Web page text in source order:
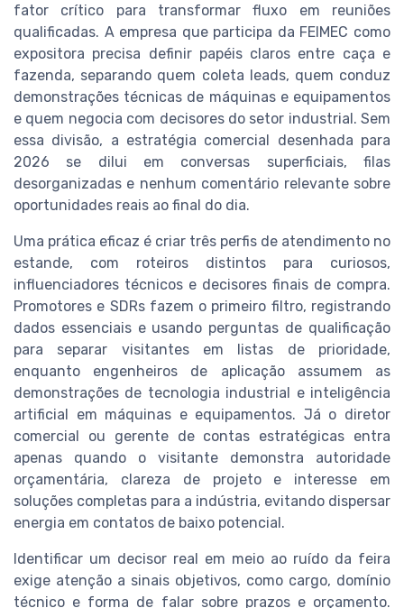
fator crítico para transformar fluxo em reuniões
qualificadas. A empresa que participa da FEIMEC como
expositora precisa definir papéis claros entre caça e
fazenda, separando quem coleta leads, quem conduz
demonstrações técnicas de máquinas e equipamentos
e quem negocia com decisores do setor industrial. Sem
essa divisão, a estratégia comercial desenhada para
2026 se dilui em conversas superficiais, filas
desorganizadas e nenhum comentário relevante sobre
oportunidades reais ao final do dia.
Uma prática eficaz é criar três perfis de atendimento no
estande, com roteiros distintos para curiosos,
influenciadores técnicos e decisores finais de compra.
Promotores e SDRs fazem o primeiro filtro, registrando
dados essenciais e usando perguntas de qualificação
para separar visitantes em listas de prioridade,
enquanto engenheiros de aplicação assumem as
demonstrações de tecnologia industrial e inteligência
artificial em máquinas e equipamentos. Já o diretor
comercial ou gerente de contas estratégicas entra
apenas quando o visitante demonstra autoridade
orçamentária, clareza de projeto e interesse em
soluções completas para a indústria, evitando dispersar
energia em contatos de baixo potencial.
Identificar um decisor real em meio ao ruído da feira
exige atenção a sinais objetivos, como cargo, domínio
técnico e forma de falar sobre prazos e orçamento.